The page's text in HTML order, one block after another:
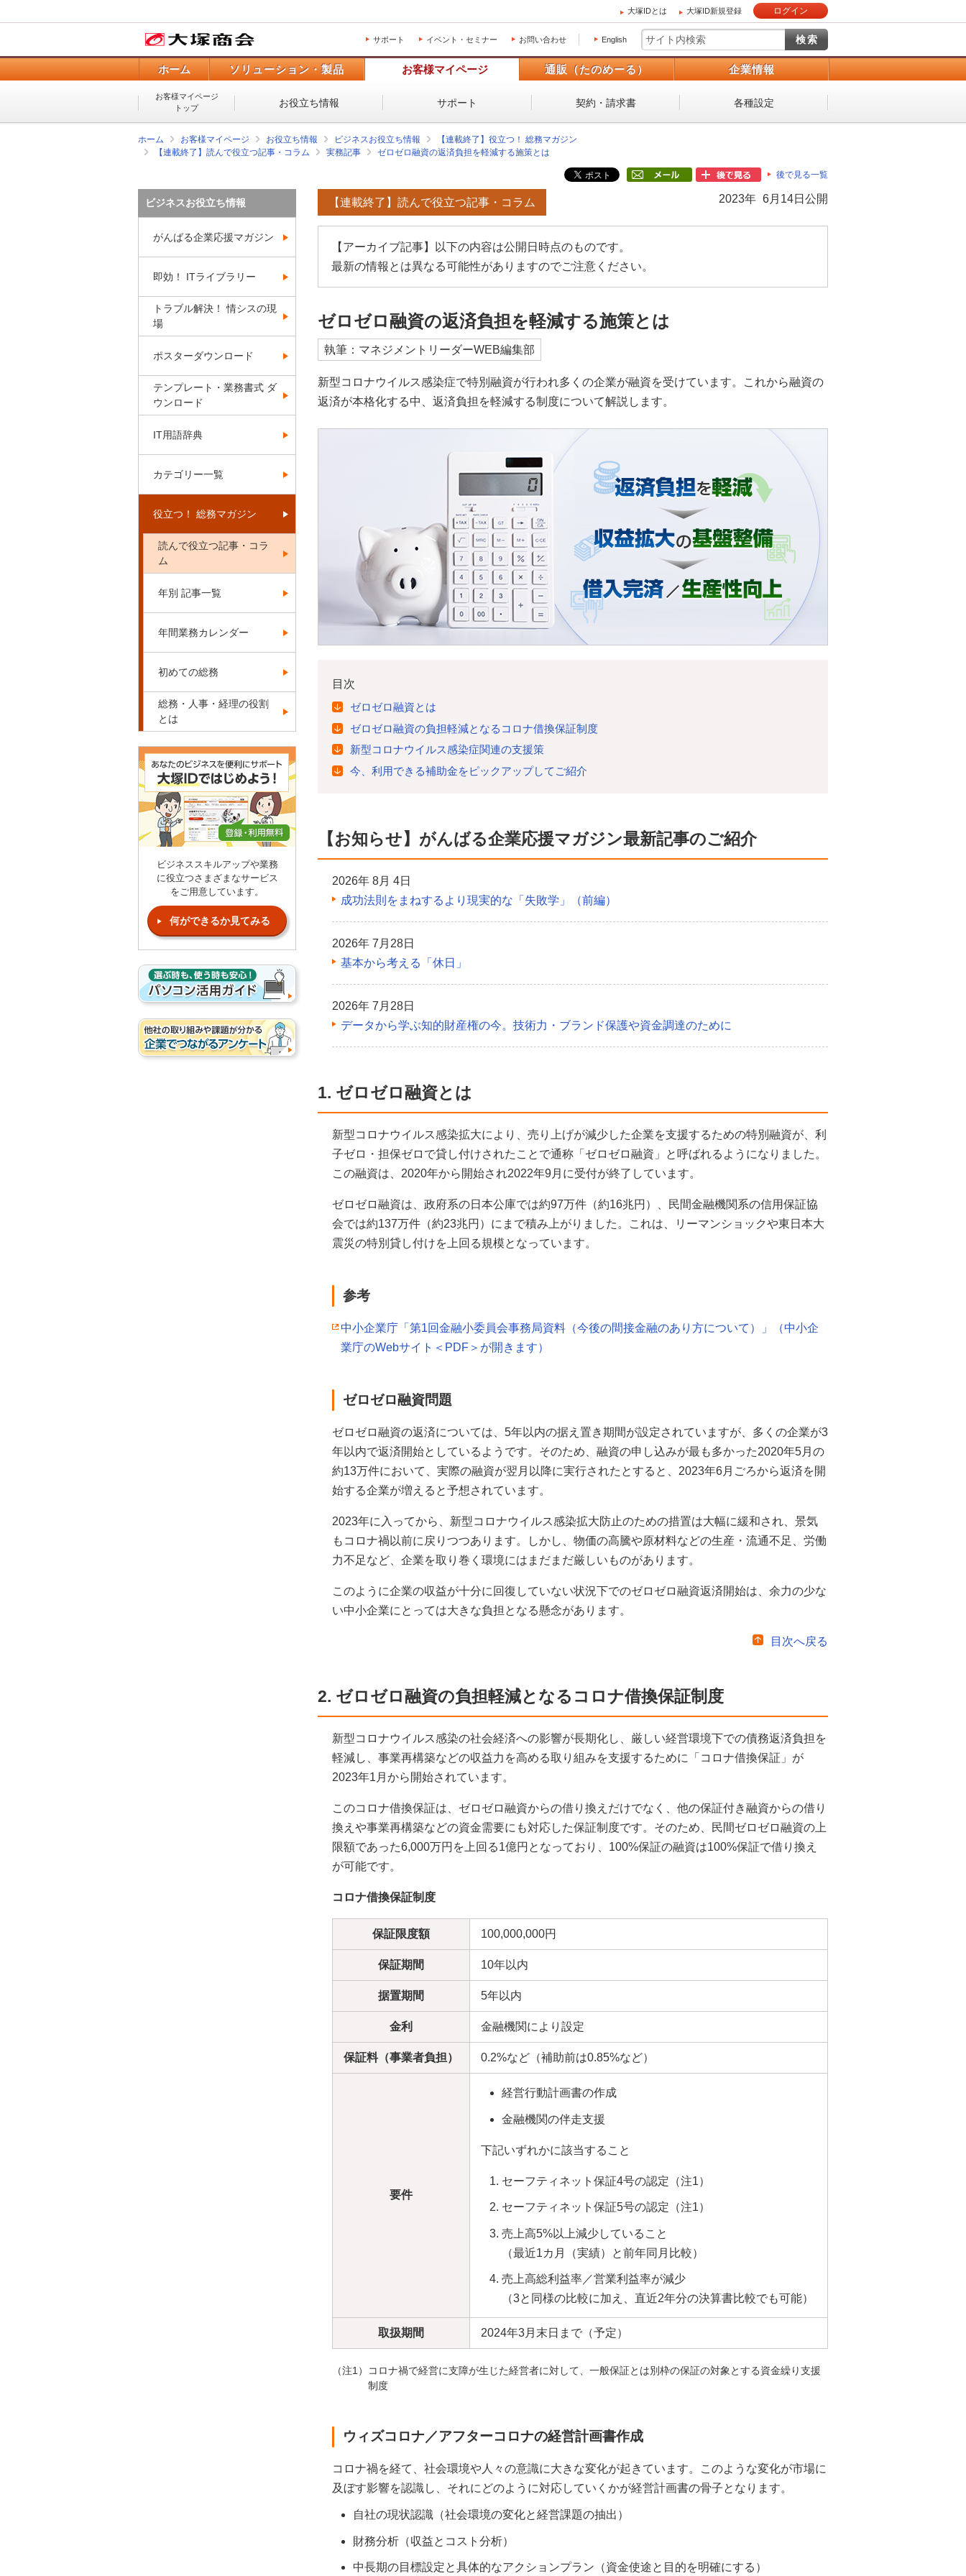
大塚IDとは 大塚ID新規登録 ログイン
サポート イベント・セミナー お問い合わせ English
ホーム ソリューション・製品 お客様マイページ 通販（たのめーる） 企業情報
お客様マイページ
トップ
お役立ち情報 サポート 契約・請求書 各種設定
ホーム お客様マイページ お役立ち情報 ビジネスお役立ち情報
【連載終了】役立つ！ 総務マガジン
【連載終了】読んで役立つ記事・コラム
実務記事 ゼロゼロ融資の返済負担を軽減する施策とは
後で見る一覧
2023年 6月14日公開
【連載終了】読んで役立つ記事・コラム
【アーカイブ記事】以下の内容は公開日時点のものです。
最新の情報とは異なる可能性がありますのでご注意ください。
ゼロゼロ融資の返済負担を軽減する施策とは
執筆：マネジメントリーダーWEB編集部
新型コロナウイルス感染症で特別融資が行われ多くの企業が融資を受けています。これから融資の
返済が本格化する中、返済負担を軽減する制度について解説します。
目次
ゼロゼロ融資とは
ゼロゼロ融資の負担軽減となるコロナ借換保証制度
新型コロナウイルス感染症関連の支援策
今、利用できる補助金をピックアップしてご紹介
【お知らせ】がんばる企業応援マガジン最新記事のご紹介
2026年 8月 4日
成功法則をまねするより現実的な「失敗学」（前編）
2026年 7月28日
基本から考える「休日」
2026年 7月28日
データから学ぶ知的財産権の今。技術力・ブランド保護や資金調達のために
1. ゼロゼロ融資とは
新型コロナウイルス感染拡大により、売り上げが減少した企業を支援するための特別融資が、利
子ゼロ・担保ゼロで貸し付けされたことで通称「ゼロゼロ融資」と呼ばれるようになりました。
この融資は、2020年から開始され2022年9月に受付が終了しています。
ゼロゼロ融資は、政府系の日本公庫では約97万件（約16兆円）、民間金融機関系の信用保証協
会では約137万件（約23兆円）にまで積み上がりました。これは、リーマンショックや東日本大
震災の特別貸し付けを上回る規模となっています。
参考
中小企業庁「第1回金融小委員会事務局資料（今後の間接金融のあり方について）」（中小企
業庁のWebサイト＜PDF＞が開きます）
ゼロゼロ融資問題
ゼロゼロ融資の返済については、5年以内の据え置き期間が設定されていますが、多くの企業が3
年以内で返済開始としているようです。そのため、融資の申し込みが最も多かった2020年5月の
約13万件において、実際の融資が翌月以降に実行されたとすると、2023年6月ごろから返済を開
始する企業が増えると予想されています。
2023年に入ってから、新型コロナウイルス感染拡大防止のための措置は大幅に緩和され、景気
もコロナ禍以前に戻りつつあります。しかし、物価の高騰や原材料などの生産・流通不足、労働
力不足など、企業を取り巻く環境にはまだまだ厳しいものがあります。
このように企業の収益が十分に回復していない状況下でのゼロゼロ融資返済開始は、余力の少な
い中小企業にとっては大きな負担となる懸念があります。
目次へ戻る
2. ゼロゼロ融資の負担軽減となるコロナ借換保証制度
新型コロナウイルス感染の社会経済への影響が長期化し、厳しい経営環境下での債務返済負担を
軽減し、事業再構築などの収益力を高める取り組みを支援するために「コロナ借換保証」が
2023年1月から開始されています。
このコロナ借換保証は、ゼロゼロ融資からの借り換えだけでなく、他の保証付き融資からの借り
換えや事業再構築などの資金需要にも対応した保証制度です。そのため、民間ゼロゼロ融資の上
限額であった6,000万円を上回る1億円となっており、100%保証の融資は100%保証で借り換え
が可能です。
コロナ借換保証制度
保証限度額 100,000,000円
保証期間 10年以内
据置期間 5年以内
金利 金融機関により設定
保証料（事業者負担） 0.2%など（補助前は0.85%など）
要件
経営行動計画書の作成
金融機関の伴走支援
下記いずれかに該当すること
セーフティネット保証4号の認定（注1）
セーフティネット保証5号の認定（注1）
売上高5%以上減少していること
（最近1カ月（実績）と前年同月比較）
売上高総利益率／営業利益率が減少
（3と同様の比較に加え、直近2年分の決算書比較でも可能）
取扱期間 2024年3月末日まで（予定）
（注1）コロナ禍で経営に支障が生じた経営者に対して、一般保証とは別枠の保証の対象とする資金繰り支援
制度
ウィズコロナ／アフターコロナの経営計画書作成
コロナ禍を経て、社会環境や人々の意識に大きな変化が起きています。このような変化が市場に
及ぼす影響を認識し、それにどのように対応していくかが経営計画書の骨子となります。
自社の現状認識（社会環境の変化と経営課題の抽出）
財務分析（収益とコスト分析）
中長期の目標設定と具体的なアクションプラン（資金使途と目的を明確にする）
ビジネスお役立ち情報
がんばる企業応援マガジン
即効！ ITライブラリー
トラブル解決！ 情シスの現
場
ポスターダウンロード
テンプレート・業務書式 ダ
ウンロード
IT用語辞典
カテゴリー一覧
役立つ！ 総務マガジン
読んで役立つ記事・コラ
ム
年別 記事一覧
年間業務カレンダー
初めての総務
総務・人事・経理の役割
とは
ビジネススキルアップや業務
に役立つさまざまなサービス
をご用意しています。
何ができるか見てみる